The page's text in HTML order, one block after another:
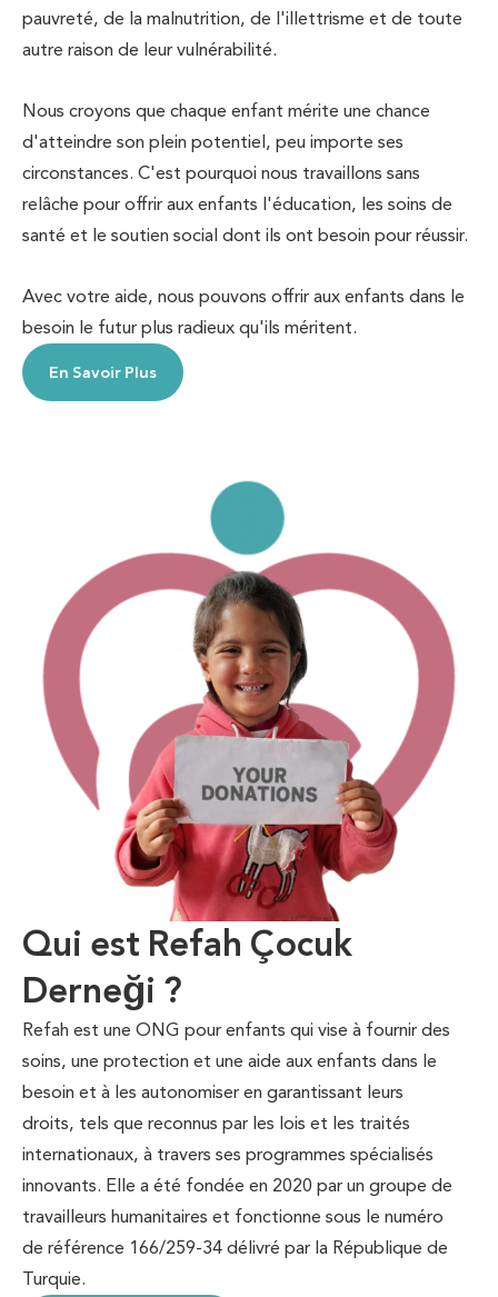
pauvreté, de la malnutrition, de l'illettrisme et de toute
autre raison de leur vulnérabilité.
Nous croyons que chaque enfant mérite une chance
d'atteindre son plein potentiel, peu importe ses
circonstances. C'est pourquoi nous travaillons sans
relâche pour offrir aux enfants l'éducation, les soins de
santé et le soutien social dont ils ont besoin pour réussir.
Avec votre aide, nous pouvons offrir aux enfants dans le
besoin le futur plus radieux qu'ils méritent.
En Savoir Plus
Qui est Refah Çocuk
Derneği ?
Refah est une ONG pour enfants qui vise à fournir des
soins, une protection et une aide aux enfants dans le
besoin et à les autonomiser en garantissant leurs
droits, tels que reconnus par les lois et les traités
internationaux, à travers ses programmes spécialisés
innovants. Elle a été fondée en 2020 par un groupe de
travailleurs humanitaires et fonctionne sous le numéro
de référence 166/259-34 délivré par la République de
Turquie.